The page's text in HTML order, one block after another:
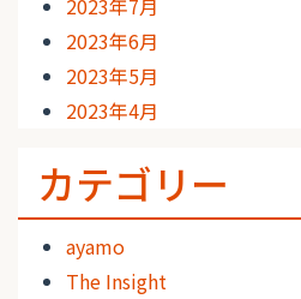
2023年6月
2023年5月
2023年4月
カテゴリー
ayamo
The Insight